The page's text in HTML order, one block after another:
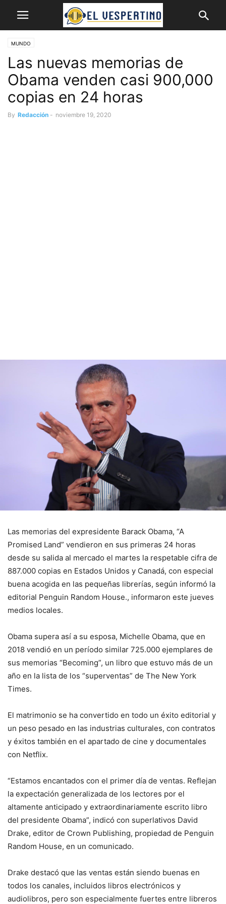
MUNDO
Las nuevas memorias de
Obama venden casi 900,000
copias en 24 horas
By Redacción - noviembre 19, 2020
Las memorias del expresidente Barack Obama, “A
Promised Land” vendieron en sus primeras 24 horas
desde su salida al mercado el martes la respetable cifra de
887.000 copias en Estados Unidos y Canadá, con especial
buena acogida en las pequeñas librerías, según informó la
editorial Penguin Random House., informaron este jueves
medios locales.
Obama supera así a su esposa, Michelle Obama, que en
2018 vendió en un período similar 725.000 ejemplares de
sus memorias “Becoming”, un libro que estuvo más de un
año en la lista de los “superventas” de The New York
Times.
El matrimonio se ha convertido en todo un éxito editorial y
un peso pesado en las industrias culturales, con contratos
y éxitos también en el apartado de cine y documentales
con Netflix.
“Estamos encantados con el primer día de ventas. Reflejan
la expectación generalizada de los lectores por el
altamente anticipado y extraordinariamente escrito libro
del presidente Obama”, indicó con superlativos David
Drake, editor de Crown Publishing, propiedad de Penguin
Random House, en un comunicado.
Drake destacó que las ventas están siendo buenas en
todos los canales, incluidos libros electrónicos y
audiolibros, pero son especialmente fuertes entre libreros